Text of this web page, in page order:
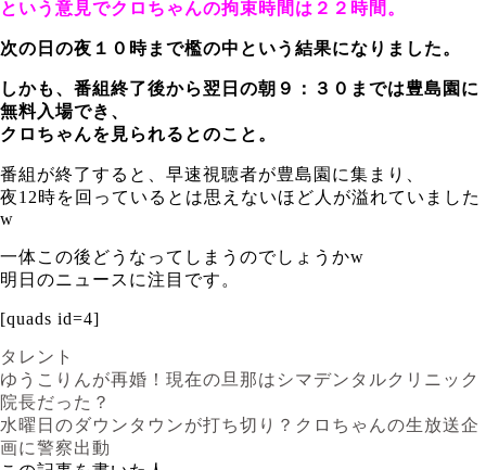
という意見でクロちゃんの拘束時間は２２時間。
次の日の夜１０時まで檻の中という結果になりました。
しかも、番組終了後から翌日の朝９：３０までは豊島園に
無料入場でき、
クロちゃんを見られるとのこと。
番組が終了すると、早速視聴者が豊島園に集まり、
夜12時を回っているとは思えないほど人が溢れていました
w
一体この後どうなってしまうのでしょうかw
明日のニュースに注目です。
[quads id=4]
タレント
ゆうこりんが再婚！現在の旦那はシマデンタルクリニック
院長だった？
水曜日のダウンタウンが打ち切り？クロちゃんの生放送企
画に警察出動